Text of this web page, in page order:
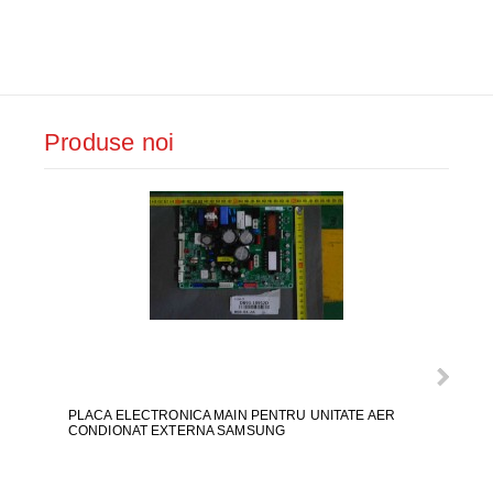
Produse noi
PLACA ELECTRONICA MAIN PENTRU UNITATE AER
CONDIONAT EXTERNA SAMSUNG